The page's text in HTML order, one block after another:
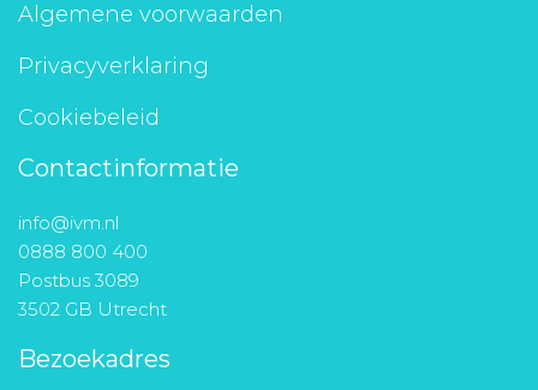
Algemene voorwaarden
Privacyverklaring
Cookiebeleid
Contactinformatie
info@ivm.nl
0888 800 400
Postbus 3089
3502 GB Utrecht
Bezoekadres